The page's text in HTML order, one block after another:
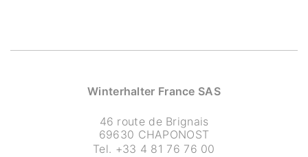
Winterhalter France SAS
46 route de Brignais
69630 CHAPONOST
Tel. +33 4 81 76 76 00